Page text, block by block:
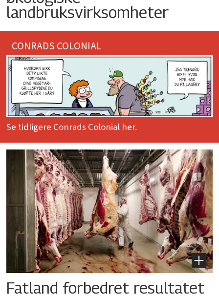
landbruksvirksomheter
CONRADS COLONIAL
Se tidligere Conrads Colonial her.
Fatland forbedret resultatet